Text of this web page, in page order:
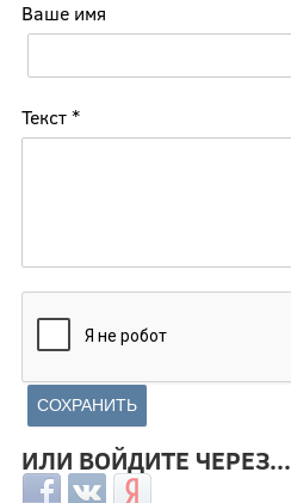
Ваше имя
Текст *
ИЛИ ВОЙДИТЕ ЧЕРЕЗ...
Login with Facebook
Login with ВКонтакте
Login with Яндекс